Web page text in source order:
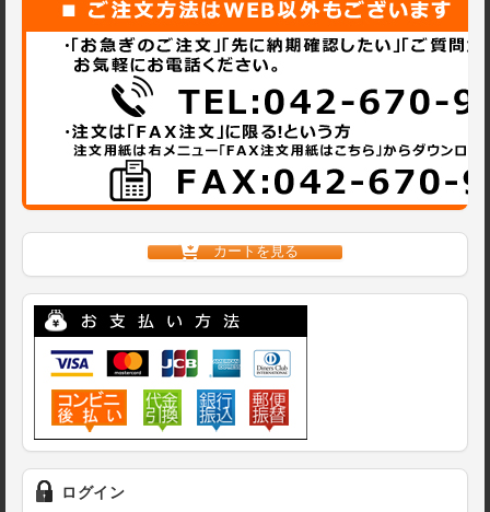
カートを見る
ログイン